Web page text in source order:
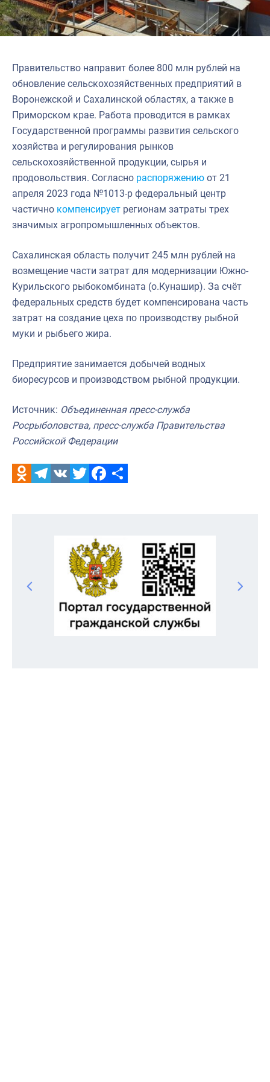
Правительство направит более 800 млн рублей на
обновление сельскохозяйственных предприятий в
Воронежской и Сахалинской областях, а также в
Приморском крае. Работа проводится в рамках
Государственной программы развития сельского
хозяйства и регулирования рынков
сельскохозяйственной продукции, сырья и
продовольствия. Согласно распоряжению от 21
апреля 2023 года №1013-р федеральный центр
частично компенсирует регионам затраты трех
значимых агропромышленных объектов.
Сахалинская область получит 245 млн рублей на
возмещение части затрат для модернизации Южно-
Курильского рыбокомбината (о.Кунашир). За счёт
федеральных средств будет компенсирована часть
затрат на создание цеха по производству рыбной
муки и рыбьего жира.
Предприятие занимается добычей водных
биоресурсов и производством рыбной продукции.
Источник: Объединенная пресс-служба
Росрыболовства, пресс-служба Правительства
Российской Федерации